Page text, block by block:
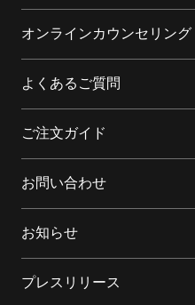
オンラインカウンセリング
よくあるご質問
ご注文ガイド
お問い合わせ
お知らせ
プレスリリース